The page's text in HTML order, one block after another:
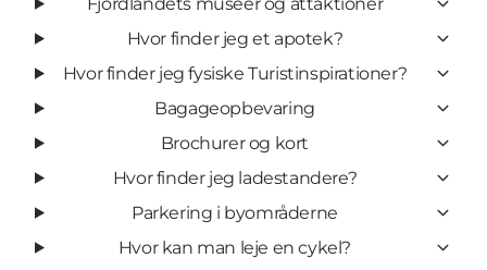
Hvor finder jeg et apotek?
Hvor finder jeg fysiske Turistinspirationer?
Bagageopbevaring
Brochurer og kort
Hvor finder jeg ladestandere?
Parkering i byområderne
Hvor kan man leje en cykel?